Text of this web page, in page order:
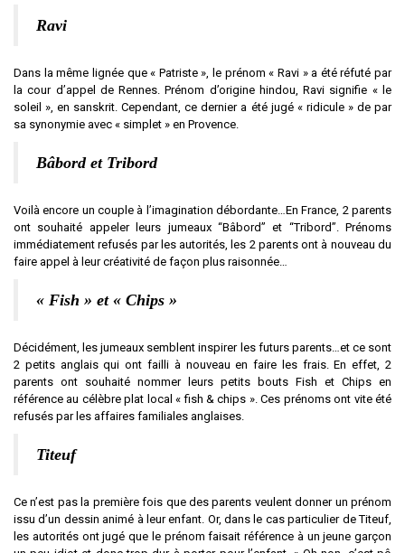
Ravi
Dans la même lignée que « Patriste », le prénom « Ravi » a été réfuté par
la cour d’appel de Rennes. Prénom d’origine hindou, Ravi signifie « le
soleil », en sanskrit. Cependant, ce dernier a été jugé « ridicule » de par
sa synonymie avec « simplet » en Provence.
Bâbord et Tribord
Voilà encore un couple à l’imagination débordante…En France, 2 parents
ont souhaité appeler leurs jumeaux “Bâbord” et “Tribord”. Prénoms
immédiatement refusés par les autorités, les 2 parents ont à nouveau du
faire appel à leur créativité de façon plus raisonnée…
« Fish » et « Chips »
Décidément, les jumeaux semblent inspirer les futurs parents…et ce sont
2 petits anglais qui ont failli à nouveau en faire les frais. En effet, 2
parents ont souhaité nommer leurs petits bouts Fish et Chips en
référence au célèbre plat local « fish & chips ». Ces prénoms ont vite été
refusés par les affaires familiales anglaises.
Titeuf
Ce n’est pas la première fois que des parents veulent donner un prénom
issu d’un dessin animé à leur enfant. Or, dans le cas particulier de Titeuf,
les autorités ont jugé que le prénom faisait référence à un jeune garçon